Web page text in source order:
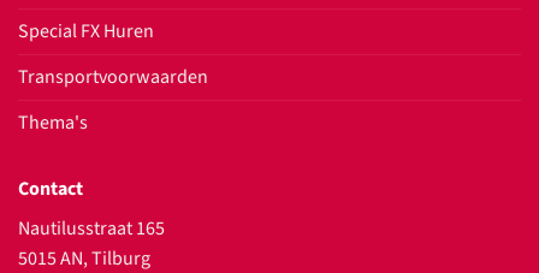
Special FX Huren
Transportvoorwaarden
Thema's
Contact
Nautilusstraat 165
5015 AN, Tilburg